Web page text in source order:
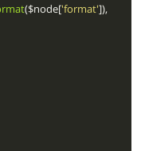
($node['format' ]),